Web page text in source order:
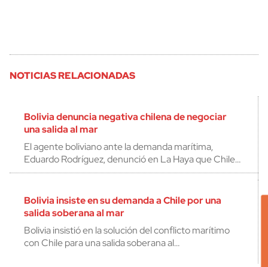
NOTICIAS RELACIONADAS
Bolivia denuncia negativa chilena de negociar
una salida al mar
El agente boliviano ante la demanda marítima,
Eduardo Rodríguez, denunció en La Haya que Chile…
Bolivia insiste en su demanda a Chile por una
salida soberana al mar
Bolivia insistió en la solución del conflicto marítimo
con Chile para una salida soberana al…